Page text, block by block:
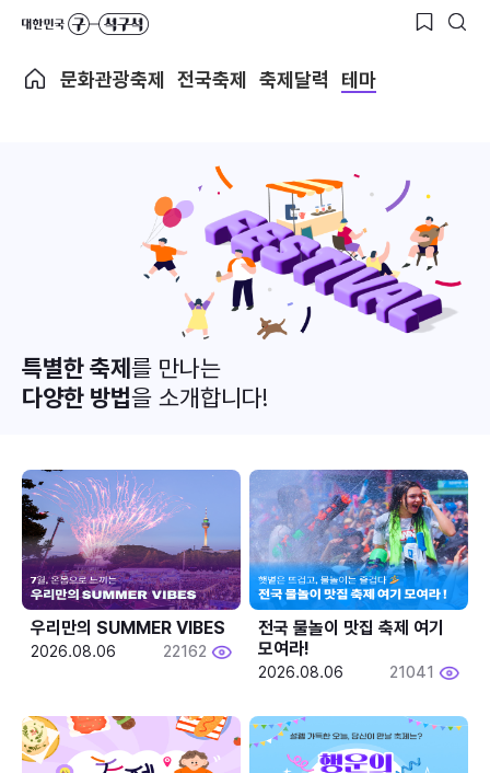
문화관광축제 전국축제 축제달력 테마
특별한 축제를 만나는
다양한 방법을 소개합니다!
우리만의 SUMMER VIBES
2026.08.06 22162
전국 물놀이 맛집 축제 여기
모여라!
2026.08.06 21041